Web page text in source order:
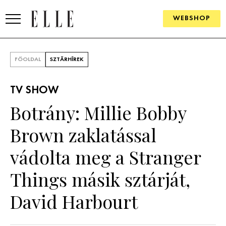
WEBSHOP
SZÉPSÉG
PSZICHÉ
ÉLETMÓD
FŐOLDAL SZTÁRHÍREK
TV SHOW
Botrány: Millie Bobby
Brown zaklatással
vádolta meg a Stranger
Things másik sztárját,
David Harbourt